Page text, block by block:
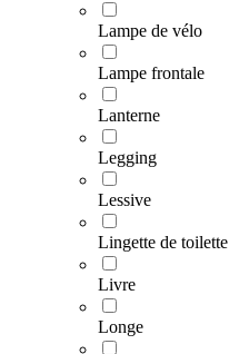
Lampe de vélo
Lampe frontale
Lanterne
Legging
Lessive
Lingette de toilette
Livre
Longe